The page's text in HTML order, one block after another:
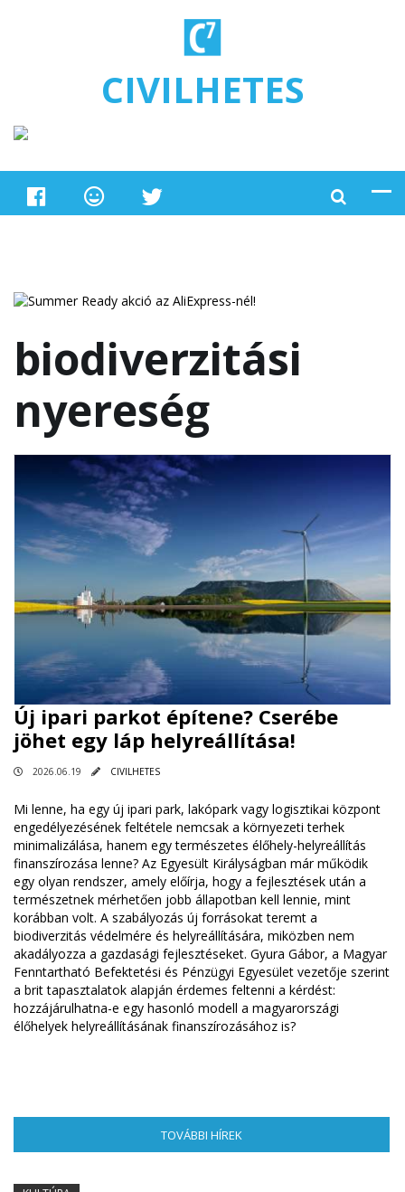
CIVILHETES
biodiverzitási
nyereség
Új ipari parkot építene? Cserébe
jöhet egy láp helyreállítása!
2026.06.19 CIVILHETES
Mi lenne, ha egy új ipari park, lakópark vagy logisztikai központ
engedélyezésének feltétele nemcsak a környezeti terhek
minimalizálása, hanem egy természetes élőhely-helyreállítás
finanszírozása lenne? Az Egyesült Királyságban már működik
egy olyan rendszer, amely előírja, hogy a fejlesztések után a
természetnek mérhetően jobb állapotban kell lennie, mint
korábban volt. A szabályozás új forrásokat teremt a
biodiverzitás védelmére és helyreállítására, miközben nem
akadályozza a gazdasági fejlesztéseket. Gyura Gábor, a Magyar
Fenntartható Befektetési és Pénzügyi Egyesület vezetője szerint
a brit tapasztalatok alapján érdemes feltenni a kérdést:
hozzájárulhatna-e egy hasonló modell a magyarországi
élőhelyek helyreállításának finanszírozásához is?
TOVÁBBI HÍREK